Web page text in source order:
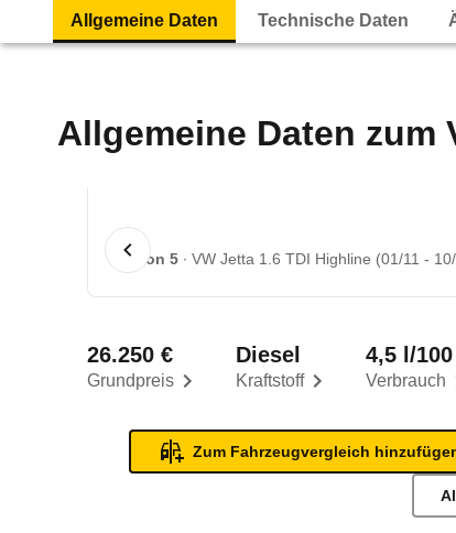
Allgemeine Daten Technische Daten
Allgemeine Daten zum
1 von 5 VW Jetta 1.6 TDI Highline (01/11 -
Grundpreis
26.250 €
Kraftstoff
Diesel
Verbrauch
4,5 l/
Zum Fahrzeugvergleich